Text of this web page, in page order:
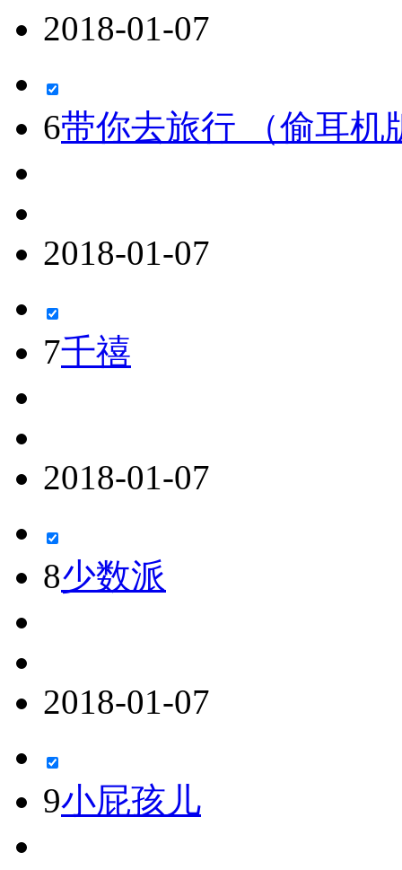
2018-01-07
6带你去旅行 （偷耳机
2018-01-07
7千禧
2018-01-07
8少数派
2018-01-07
9小屁孩儿